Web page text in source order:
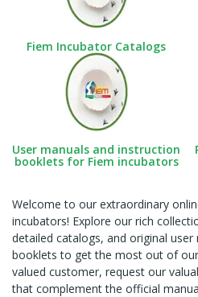
Fiem Incubator Catalogs
User manuals and instruction
booklets for Fiem incubators
Welcome to our extraordinary
incubators! Explore our rich
detailed catalogs, and original
booklets to get the most out of
valued customer, request our
that complement the official